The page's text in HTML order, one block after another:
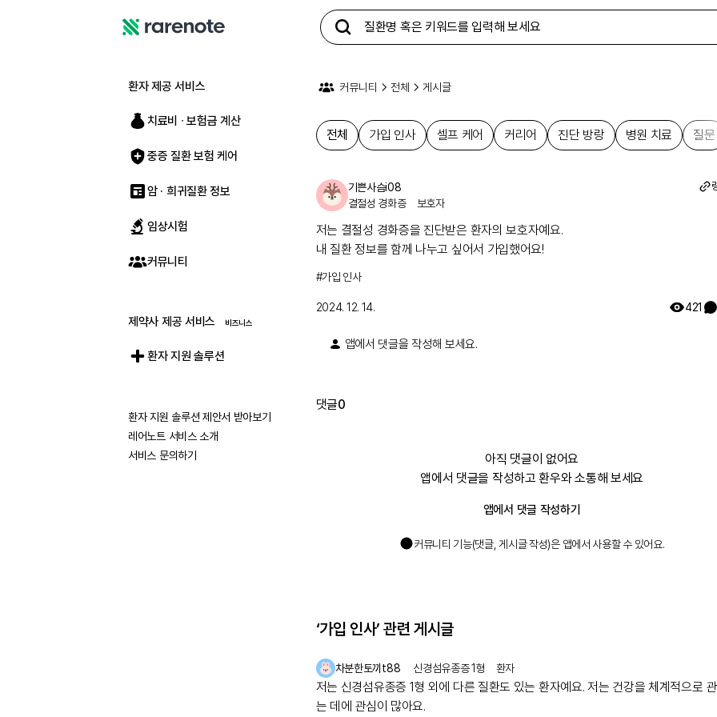
트
환자 제공 서비스
치료비 ∙ 보험금 계산
중증 질환 보험 케어
암 · 희귀질환 정보
임상시험
커뮤니티
제약사 제공 서비스
환자 지원 솔루션
환자 지원 솔루션 제안서 받아보기
레어노트 서비스 소개
서비스 문의하기
커뮤니티 전체 게시글
전체 가입 인사 셀프 케어 커리어 진단 방랑 병원 치료 질문
전체 가입 인사 셀프 케어 커리어 진단 방랑
기쁜사슴i08
결절성 경화증
보호자
저는 결절성 경화증을 진단받은 환자의 보호자예요.
내 질환 정보를 함께 나누고 싶어서 가입했어요!
#가입 인사
2024. 12. 14. 421
앱에서 댓글을 작성해 보세요.
댓글0
아직 댓글이 없어요
앱에서 댓글을 작성하고 환우와 소통해 보세요
앱에서 댓글 작성하기
커뮤니티 기능(댓글, 게시글 작성)은 앱에서 사용할 수 있어요.
‘가입 인사’관련 게시글
차분한토끼t88 신경섬유종증 1형 환자
저는 신경섬유종증 1형 외에 다른 질환도 있는 환자예요. 저는 건강을 체계적으로
는 데에 관심이 많아요.